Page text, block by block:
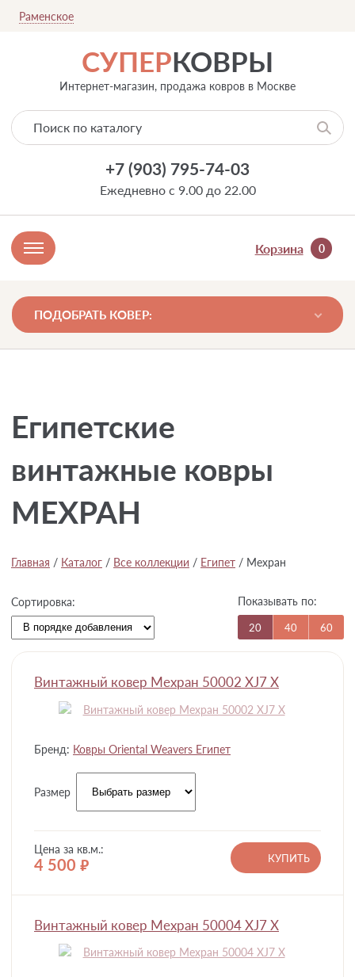
Раменское
СУПЕРКОВРЫ
Интернет-магазин, продажа ковров в Москве
+7 (903) 795-74-03
Ежедневно с 9.00 до 22.00
Корзина 0
ПОДОБРАТЬ КОВЕР:
Египетские
винтажные ковры
МЕХРАН
Главная / Каталог / Все коллекции / Египет / Мехран
Сортировка: Показывать по:
20 40 60
Винтажный ковер Мехран 50002 XJ7 X
Бренд: Ковры Oriental Weavers Египет
Размер
Цена за кв.м.:
4 500 руб.
КУПИТЬ
Винтажный ковер Мехран 50004 XJ7 X